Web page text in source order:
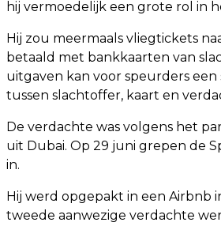
hij vermoedelijk een grote rol in
Hij zou meermaals vliegtickets
betaald met bankkaarten van
uitgaven kan voor speurders
tussen slachtoffer, kaart en
De verdachte was volgens het
uit Dubai. Op 29 juni grepen de
in.
Hij werd opgepakt in een Airbnb
tweede aanwezige verdachte